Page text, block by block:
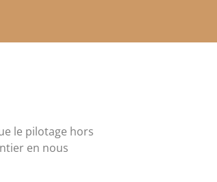
le pilotage hors
en nous